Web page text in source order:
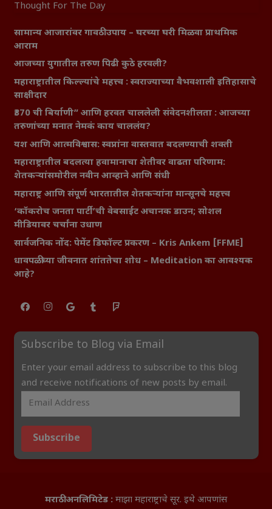
Thought For The Day
सामान्य आजारांवर गावठी उपाय – घरच्या घरी मिळवा प्राथमिक
आराम
आजच्या युगातील तरुण पिढी कुठे हरवली?
महाराष्ट्रातील किल्ल्यांचे महत्त्व : स्वराज्याच्या वैभवशाली इतिहासाचे
साक्षीदार
₹370 ची बिर्याणी” आणि हरवत चाललेली संवेदनशीलता : आजच्या
तरुणांच्या मनात नेमकं काय चाललंय?
यश आणि आत्मविश्वास: स्वप्नांना वास्तवात बदलण्याची शक्ती
महाराष्ट्रातील बदलत्या हवामानाचा शेतीवर वाढता परिणाम:
शेतकऱ्यांसमोरील नवीन आव्हाने आणि संधी
महाराष्ट्र आणि संपूर्ण भारतातील शेतकऱ्यांना मान्सूनचे महत्त्व
‘कॉकरोच जनता पार्टी’ची वेबसाईट अचानक डाउन; सोशल
मीडियावर चर्चांना उधाण
सार्वजनिक नोंद: पेमेंट डिफॉल्ट प्रकरण – Kris Ankem [FFME]
धावपळीच्या जीवनात शांततेचा शोध – Meditation का आवश्यक
आहे?
Subscribe to Blog via Email
Enter your email address to subscribe to this blog
and receive notifications of new posts by email.
Subscribe
मराठी अनलिमिटेड : माझा महाराष्ट्राचे सूर. इथे आपणांस